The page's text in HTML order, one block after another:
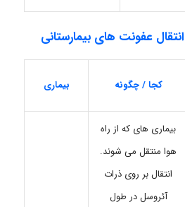
عفونت های بیمارستانی
کجا / چگونه بیماری
بیماری های که از راه
هوا منتقل می شوند.
انتقال بر روی ذرات
آئروسل در طول